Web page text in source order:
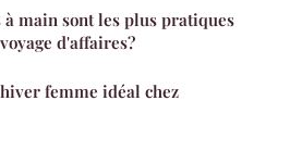
à main sont les plus pratiques
d'affaires?
femme idéal chez